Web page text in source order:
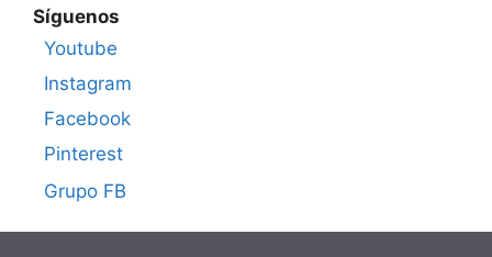
Síguenos
Youtube
Instagram
Facebook
Pinterest
Grupo FB